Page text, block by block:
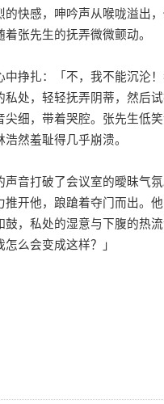
快感，呻吟声从喉咙溢出
张先生的抚弄微微颤动。
挣扎：「不，我不能沉沦
处，轻轻抚弄阴蒂，然后
细，带着哭腔。张先生低
然羞耻得几乎崩溃。
音打破了会议室的曖昧气
开他，踉蹌着夺门而出。
，私处的湿意与下腹的热
么会变成这样？」